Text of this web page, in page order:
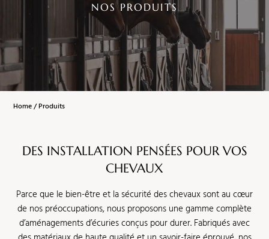
NOS PRODUITS
Home/ Produits
DES INSTALLATION PENSÉES POUR VOS
CHEVAUX
Parce que le bien-être et la sécurité des chevaux sont au cœur
de nos préoccupations, nous proposons une gamme complète
d’aménagements d’écuries conçus pour durer. Fabriqués avec